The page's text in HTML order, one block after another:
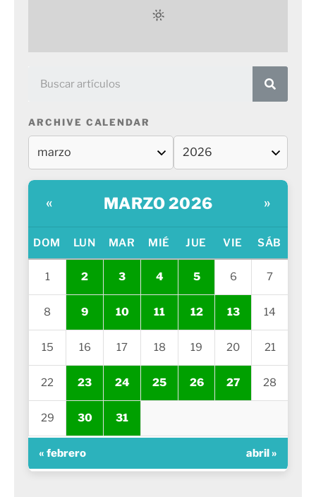
ARCHIVE CALENDAR
« MARZO 2026 »
DOM LUN MAR MIÉ JUE VIE SÁB
1 2 3 4 5 6 7
8 9 10 11 12 13 14
15 16 17 18 19 20 21
22 23 24 25 26 27 28
29 30 31
« febrero abril »